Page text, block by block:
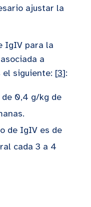
ajustar la
IgIV para la
a
el siguiente: [3]:
0,4 g/kg de
de IgIV es de
cada 3 a 4